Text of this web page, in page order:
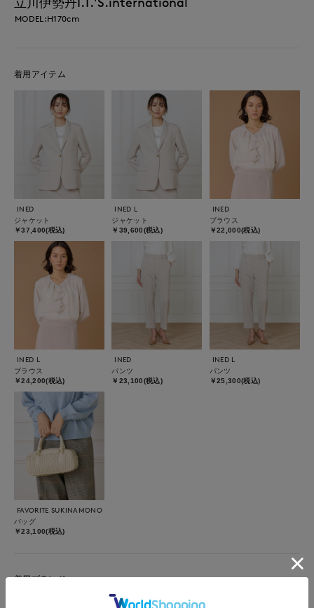
MODEL:H170cm
着用アイテム
INED
ジャケット
￥37,400(税込)
INED L
ジャケット
￥39,600(税込)
INED
ブラウス
￥22,000(税込)
INED L
ブラウス
￥24,200(税込)
INED
パンツ
￥23,100(税込)
INED L
パンツ
￥25,300(税込)
FAVORITE SUKINAMONO
バッグ
￥23,100(税込)
着用ブランド